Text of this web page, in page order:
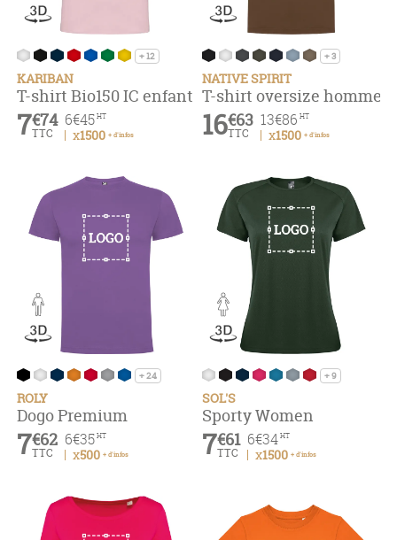
+ 12
KARIBAN
T-shirt Bio150 IC enfant
6€45 HT
x1500 + d'infos
7€74
TTC
+ 3
NATIVE SPIRIT
T-shirt oversize homme -
13€86 HT
x1500 + d'infos
16€63
TTC
+ 24
ROLY
Dogo Premium
6€35 HT
x500 + d'infos
7€62
TTC
+ 9
SOL'S
Sporty Women
6€34 HT
x1500 + d'infos
7€61
TTC